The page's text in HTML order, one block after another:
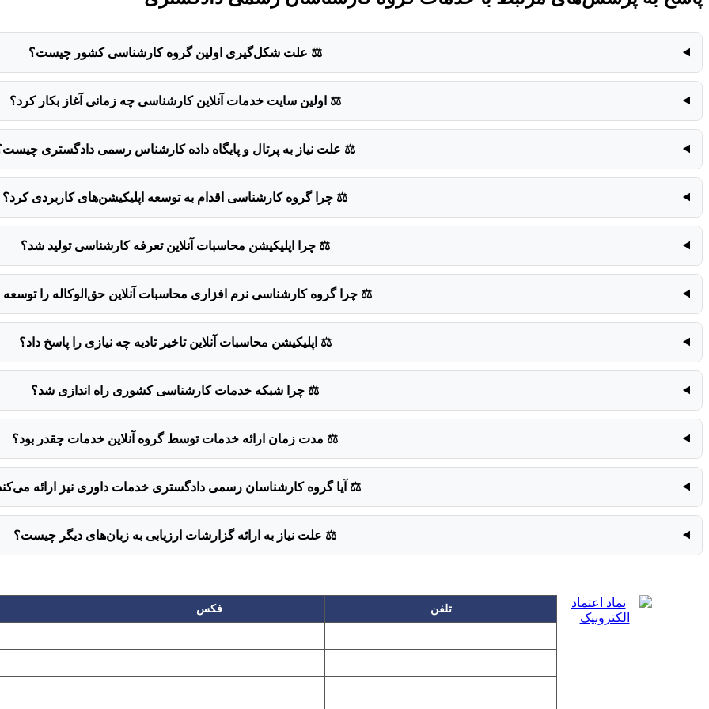
⚖️ علت شکل‌گیری اولین گروه کارشناسی کشور چیست؟
⚖️ اولین سایت خدمات آنلاین کارشناسی چه زمانی آغاز بکار کرد؟
⚖️ علت نیاز به پرتال و پایگاه داده کارشناس رسمی دادگستری
⚖️ چرا گروه کارشناسی اقدام به توسعه اپلیکیشن‌های کاربردی کرد؟
⚖️چرا اپلیکیشن محاسبات آنلاین تعرفه کارشناسی تولید شد؟
⚖️چرا گروه کارشناسی نرم افزاری محاسبات آنلاین حق‌الوکاله را توسعه
⚖️ اپلیکیشن محاسبات آنلاین تاخیر تادیه چه نیازی را پاسخ داد؟
⚖️ چرا شبکه خدمات کارشناسی کشوری راه اندازی شد؟
⚖️ مدت زمان ارائه خدمات توسط گروه آنلاین خدمات چقدر بود؟
⚖️ آیا گروه کارشناسان رسمی دادگستری خدمات داوری نیز ارائه
⚖️ علت نیاز به ارائه گزارشات ارزیابی به زبان‌های دیگر چیست؟
تلفن فکس